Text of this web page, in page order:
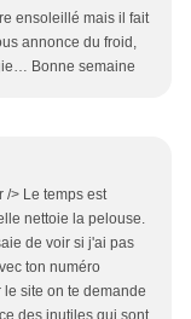
ensoleillé mais il fait
annonce du froid,
Bonne semaine
/> Le temps est
nettoie la pelouse.
de voir si j'ai pas
ton numéro
site on te demande
des inutiles qui sont